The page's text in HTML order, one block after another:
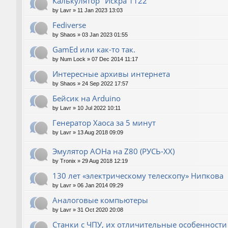
by Lavr » 11 Jan 2023 13:03
Fediverse
by Shaos » 03 Jan 2023 01:55
GamEd или как-то так.
by Num Lock » 07 Dec 2014 11:17
Интересные архивы интернета
by Shaos » 24 Sep 2022 17:57
Бейсик на Arduino
by Lavr » 10 Jul 2022 10:11
Генератор Хаоса за 5 минут
by Lavr » 13 Aug 2018 09:09
Эмулятор АОНа на Z80 (РУСЬ-XX)
by Tronix » 29 Aug 2018 12:19
130 лет «электрическому телескопу» Нипкова
by Lavr » 06 Jan 2014 09:29
Аналоговые компьютеры
by Lavr » 31 Oct 2020 20:08
Станки с ЧПУ, их отличительные особенности